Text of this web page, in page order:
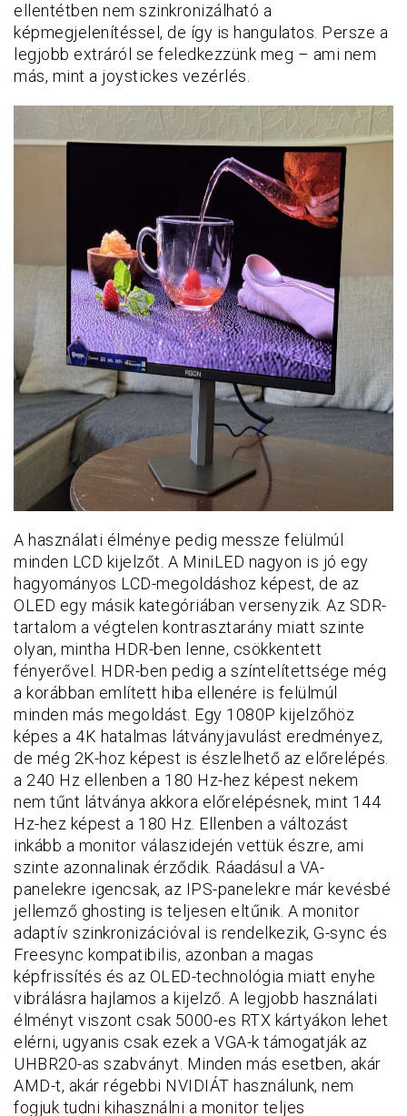
ellentétben nem szinkronizálható a
képmegjelenítéssel, de így is hangulatos. Persze a
legjobb extráról se feledkezzünk meg – ami nem
más, mint a joystickes vezérlés.
A használati élménye pedig messze felülmúl
minden LCD kijelzőt. A MiniLED nagyon is jó egy
hagyományos LCD-megoldáshoz képest, de az
OLED egy másik kategóriában versenyzik. Az SDR-
tartalom a végtelen kontrasztarány miatt szinte
olyan, mintha HDR-ben lenne, csökkentett
fényerővel. HDR-ben pedig a színtelítettsége még
a korábban említett hiba ellenére is felülmúl
minden más megoldást. Egy 1080P kijelzőhöz
képes a 4K hatalmas látványjavulást eredményez,
de még 2K-hoz képest is észlelhető az előrelépés.
a 240 Hz ellenben a 180 Hz-hez képest nekem
nem tűnt látványa akkora előrelépésnek, mint 144
Hz-hez képest a 180 Hz. Ellenben a változást
inkább a monitor válaszidején vettük észre, ami
szinte azonnalinak érződik. Ráadásul a VA-
panelekre igencsak, az IPS-panelekre már kevésbé
jellemző ghosting is teljesen eltűnik. A monitor
adaptív szinkronizációval is rendelkezik, G-sync és
Freesync kompatibilis, azonban a magas
képfrissítés és az OLED-technológia miatt enyhe
vibrálásra hajlamos a kijelző. A legjobb használati
élményt viszont csak 5000-es RTX kártyákon lehet
elérni, ugyanis csak ezek a VGA-k támogatják az
UHBR20-as szabványt. Minden más esetben, akár
AMD-t, akár régebbi NVIDIÁT használunk, nem
fogjuk tudni kihasználni a monitor teljes